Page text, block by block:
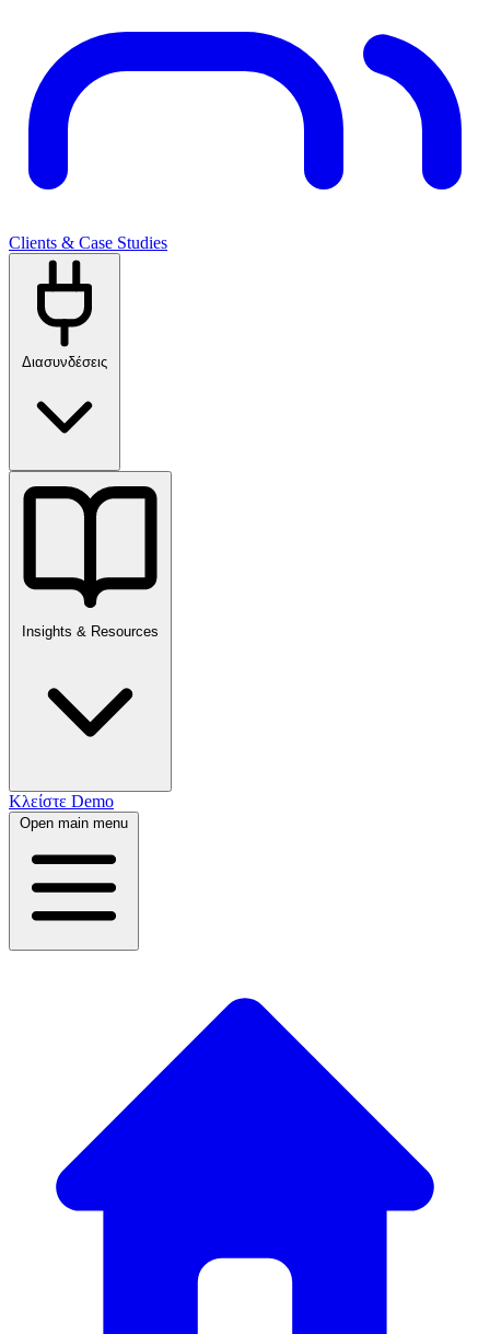
Clients & Case Studies
Διασυνδέσεις
Insights & Resources
Κλείστε Demo
Open main menu